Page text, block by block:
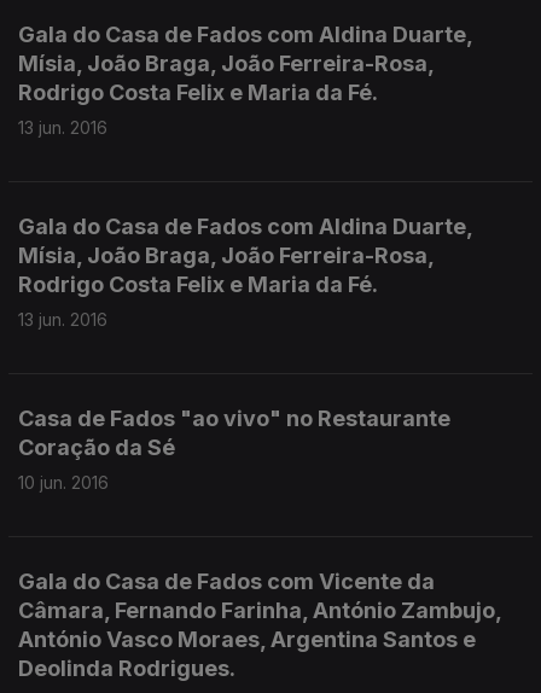
Gala do Casa de Fados com Aldina Duarte,
Mísia, João Braga, João Ferreira-Rosa,
Rodrigo Costa Felix e Maria da Fé.
13 jun. 2016
Gala do Casa de Fados com Aldina Duarte,
Mísia, João Braga, João Ferreira-Rosa,
Rodrigo Costa Felix e Maria da Fé.
13 jun. 2016
Casa de Fados "ao vivo" no Restaurante
Coração da Sé
10 jun. 2016
Gala do Casa de Fados com Vicente da
Câmara, Fernando Farinha, António Zambujo,
António Vasco Moraes, Argentina Santos e
Deolinda Rodrigues.